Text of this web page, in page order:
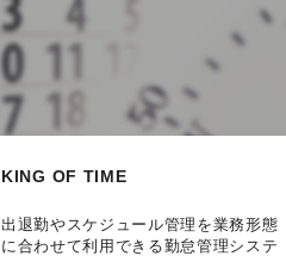
KING OF TIME
出退勤やスケジュール管理を業務形態
に合わせて利用できる勤怠管理システ